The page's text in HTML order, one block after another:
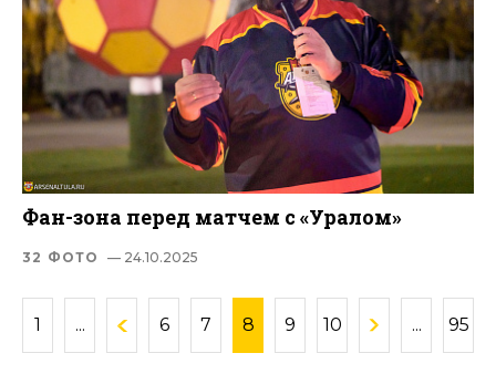
Фан-зона перед матчем с «Уралом»
32 ФОТО — 24.10.2025
1 ... 6 7 8 9 10 ... 95